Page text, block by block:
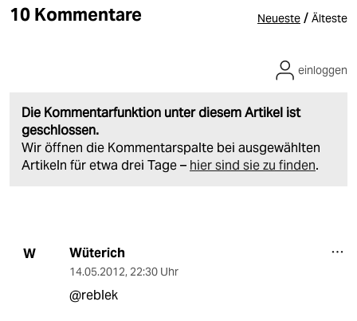
10 Kommentare Neueste / Älteste
Die Kommentarfunktion unter diesem Artikel ist
geschlossen.
Wir öffnen die Kommentarspalte bei ausgewählten
Artikeln für etwa drei Tage – hier sind sie zu finden.
einloggen
W Wüterich
14.05.2012, 22:30 Uhr
@reblek